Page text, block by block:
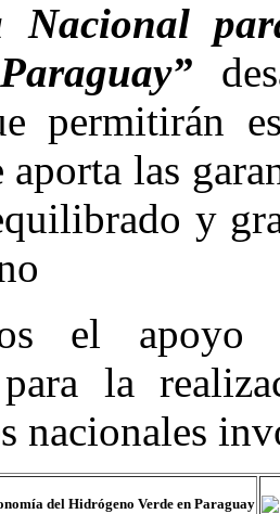
Nacional
permitirán
las
y
el
para la
nacionales
del Hidrógeno Verde en Paraguay